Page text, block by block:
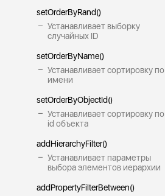
setOrderByRand()
Устанавливает выборку
случайных ID
setOrderByName()
Устанавливает сортировку по
имени
setOrderByObjectId()
Устанавливает сортировку по
id объекта
addHierarchyFilter()
Устанавливает параметры
выбора элементов иерархии
addPropertyFilterBetween()